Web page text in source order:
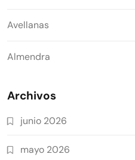
Avellanas
Almendra
Archivos
junio 2026
mayo 2026